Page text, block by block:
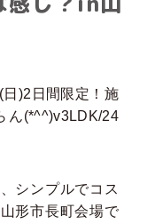
)2日間限定！施
ん(*^^)v3LDK/24
シンプルでコス
形市長町会場で